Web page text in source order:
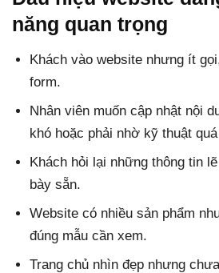
năng quan trọng
Khách vào website nhưng ít
form.
Nhân viên muốn cập nhật nội
khó hoặc phải nhờ kỹ thuật
Khách hỏi lại những thông tin
bày sẵn.
Website có nhiều sản phẩm
đúng mẫu cần xem.
Trang chủ nhìn đẹp nhưng